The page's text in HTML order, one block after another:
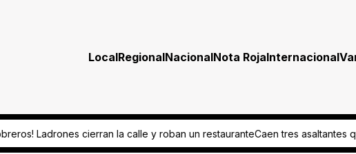
LocalRegionalNacionalNota RojaInternacional
roban un restauranteCaen tres asaltantes que robaron un negocio de